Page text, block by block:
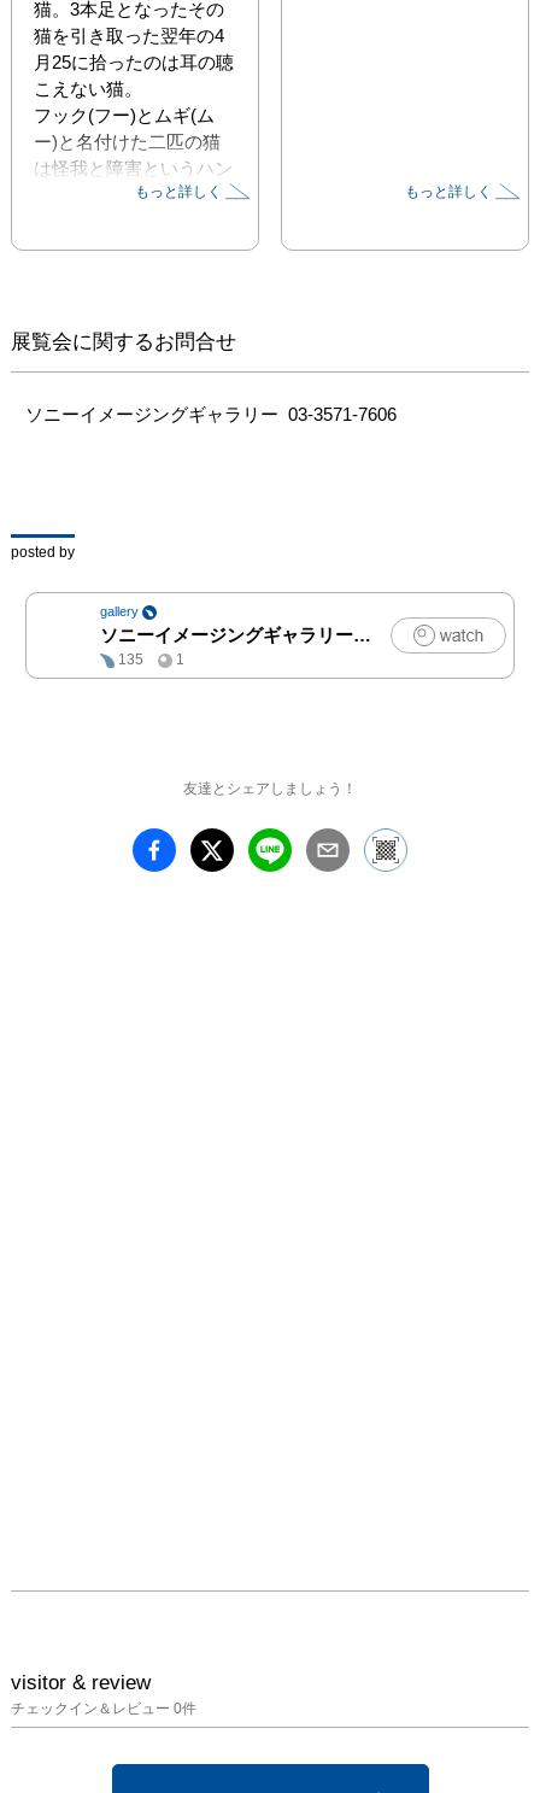
猫。3本足となったその
猫を引き取った翌年の4
月25に拾ったのは耳の聴
こえない猫。
フック(フー)とムギ(ム
ー)と名付けた二匹の猫
は怪我と障害というハン
デを抱えていることを忘
甘えん坊な愛すべき普通
不思議な縁で家族になっ
た彼らと過ごす賑やかで
「ただ生きていてほし
出をくれました。
いつまでも当たり前に続
くと思っていた私たちの
日常は、突然宣告された
フーの病気によって失わ
れてしまいました。それ
今も私の中に在って、そ
の思い出が私を支えてく
れています。
もっと詳しく もっと詳しく
展覧会に関するお問合せ
ソニーイメージングギャラリー  03-3571-7606
posted by
gallery
ソニーイメージングギャラリー
|
写真
135
1
友達とシェアしましょう！
visitor & review
チェックイン＆レビュー 0件